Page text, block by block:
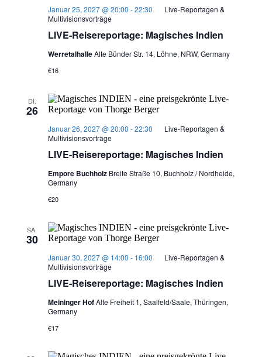
LIVE-Reisereportage: Magisches Indien
Januar 25, 2027 @ 20:00 -22:30
Live-Reportagen &
Multivisionsvorträge
WerretalhalleAlte Bünder Str. 14, Löhne, NRW, Germany
€16
DI.
26
LIVE-Reisereportage: Magisches Indien
Januar 26, 2027 @ 20:00 -22:30
Live-Reportagen &
Multivisionsvorträge
Empore Buchholz Breite Straße 10, Buchholz / Nordheide,
Germany
€20
SA.
30
LIVE-Reisereportage: Magisches Indien
Januar 30, 2027 @ 14:00 - 16:00
Live-Reportagen &
Multivisionsvorträge
Meininger HofAlte Freiheit 1, Saalfeld/Saale, Thüringen,
Germany
€17